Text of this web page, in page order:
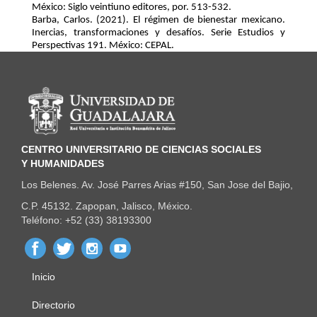
México: Siglo veintiuno editores, por. 513-532.
Barba, Carlos. (2021). El régimen de bienestar mexicano.
Inercias, transformaciones y desafíos. Serie Estudios y
Perspectivas 191. México: CEPAL.
Información del portal
CENTRO UNIVERSITARIO DE CIENCIAS SOCIALES
Y HUMANIDADES
Los Belenes. Av. José Parres Arias #150, San Jose del Bajio,
C.P. 45132. Zapopan, Jalisco, México.
Teléfono: +52 (33) 38193300
Menú
principal
Inicio
Directorio